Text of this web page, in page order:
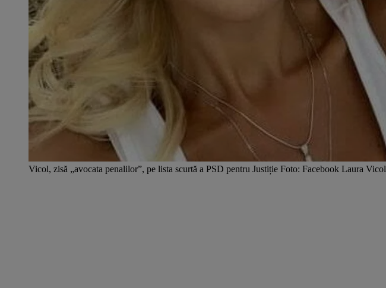
Vicol, zisă „avocata penalilor”, pe lista scurtă a PSD pentru Justiție Foto: Facebook Laura Vicol